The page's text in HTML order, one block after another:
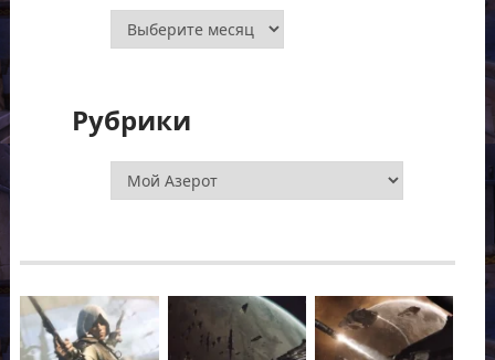
Архивы
Рубрики
Рубрики